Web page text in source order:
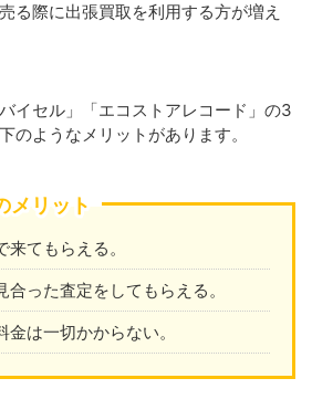
る際に出張買取を利用する方が増え
イセル」「エコストアレコード」の3
のようなメリットがあります。
メリット
てもらえる。
合った査定をしてもらえる。
は一切かからない。